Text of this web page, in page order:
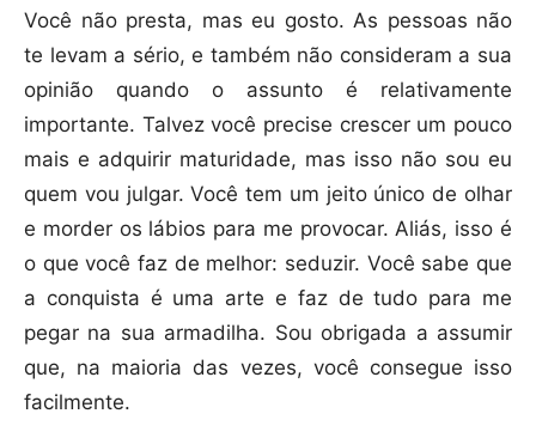
Você não presta, mas eu gosto. As pessoas não
te levam a sério, e também não consideram a sua
opinião quando o assunto é relativamente
importante. Talvez você precise crescer um pouco
mais e adquirir maturidade, mas isso não sou eu
quem vou julgar. Você tem um jeito único de olhar
e morder os lábios para me provocar. Aliás, isso é
o que você faz de melhor: seduzir. Você sabe que
a conquista é uma arte e faz de tudo para me
pegar na sua armadilha. Sou obrigada a assumir
que, na maioria das vezes, você consegue isso
facilmente.